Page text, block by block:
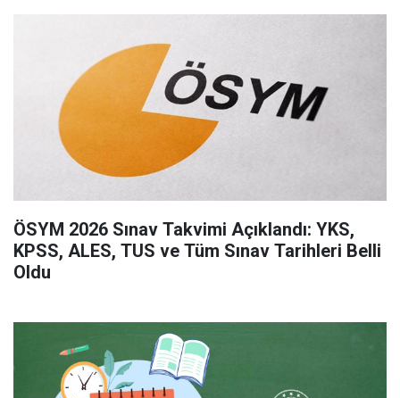
ÖSYM 2026 Sınav Takvimi Açıklandı: YKS,
KPSS, ALES, TUS ve Tüm Sınav Tarihleri Belli
Oldu